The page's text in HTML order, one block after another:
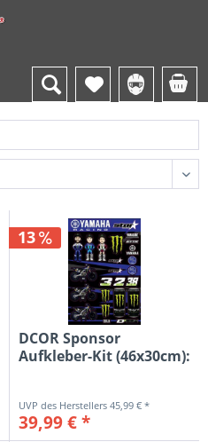
13
DCOR Sponsor
Aufkleber-Kit (46x30cm):
45,99 € *
39,99 € *